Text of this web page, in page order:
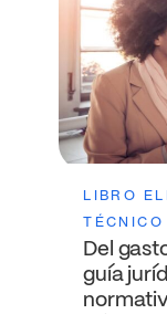
LIBRO
TÉCNICO
Del
guía